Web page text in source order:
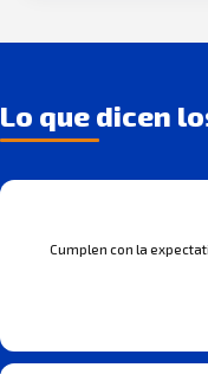
Lo que dicen
Cumplen con la